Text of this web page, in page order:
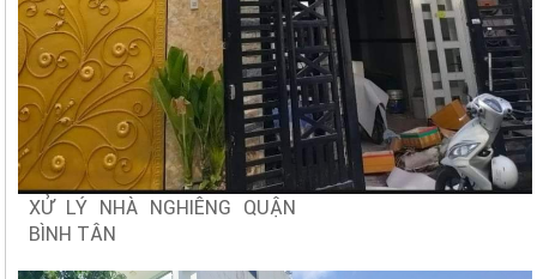
XỬ LÝ NHÀ NGHIÊNG QUẬN
BÌNH TÂN